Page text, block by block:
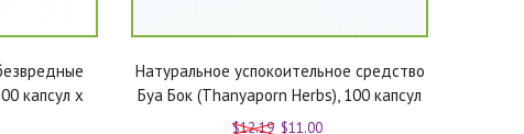
капсул x
Натуральное успокоительное средство
Буа Бок (Thanyaporn Herbs), 100 капсул
$12.19 $11.00